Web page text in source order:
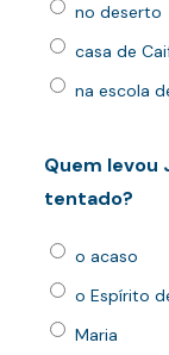
no deserto
casa de
na escola
Quem levou
tentado?
o acaso
o Espírito
Maria